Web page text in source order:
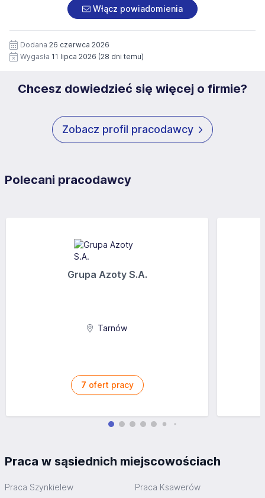
pod numerem 33 816 64 09 lub pisemnie na adres
siedziby administratora.
https://www.workprofit.pl/klauzula-informacyjna.html
załączonych dokumentach aplikacyjnych (w tym
wizerunku), na potrzeby przyszłych rekrutacji przez okres
12 miesięcy. Zgoda jest dobrowolna i może być w każdym
czasie wycofana.
Włącz powiadomienia
Dodana 26 czerwca 2026
Wygasła 11 lipca 2026 (28 dni temu)
Chcesz dowiedzieć się więcej o firmie?
Zobacz profil pracodawcy
Polecani pracodawcy
Grupa Azoty S.A.
Tarnów
7 ofert pracy
Praca w sąsiednich miejscowościach
Praca Szynkielew Praca Ksawerów